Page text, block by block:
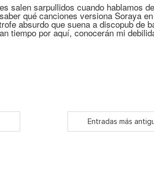
salen sarpullidos cuando hablamos
qué canciones versiona Soraya
absurdo que suena a discopub de
tiempo por aquí, conocerán mi
Entradas más